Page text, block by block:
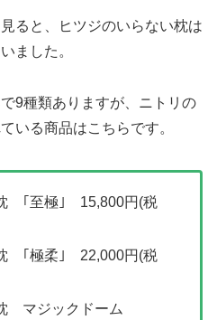
ると、ヒツジのいらない枕は
ました。
9種類ありますが、ニトリの
いる商品はこちらです。
｢至極｣ 15,800円(税
｢極柔｣ 22,000円(税
マジックドーム